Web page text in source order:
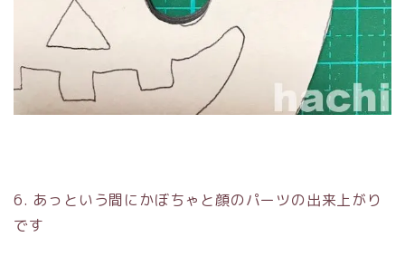
6. あっという間にかぼちゃと顔のパーツの出来上がり
です